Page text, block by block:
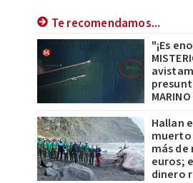
Te recomendamos...
"¡Es
Hallan
más
euros;
dinero